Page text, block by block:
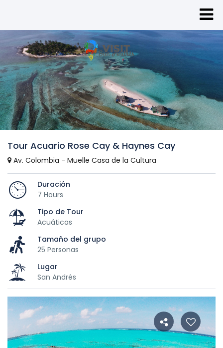
Tour Acuario Rose Cay & Haynes Cay
Av. Colombia - Muelle Casa de la Cultura
Duración
7 Hours
Tipo de Tour
Acuáticas
Tamaño del grupo
25 Personas
Lugar
San Andrés